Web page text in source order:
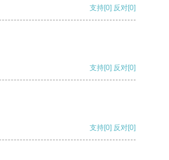
支持[0] 反对[0]
支持[0] 反对[0]
支持[0] 反对[0]